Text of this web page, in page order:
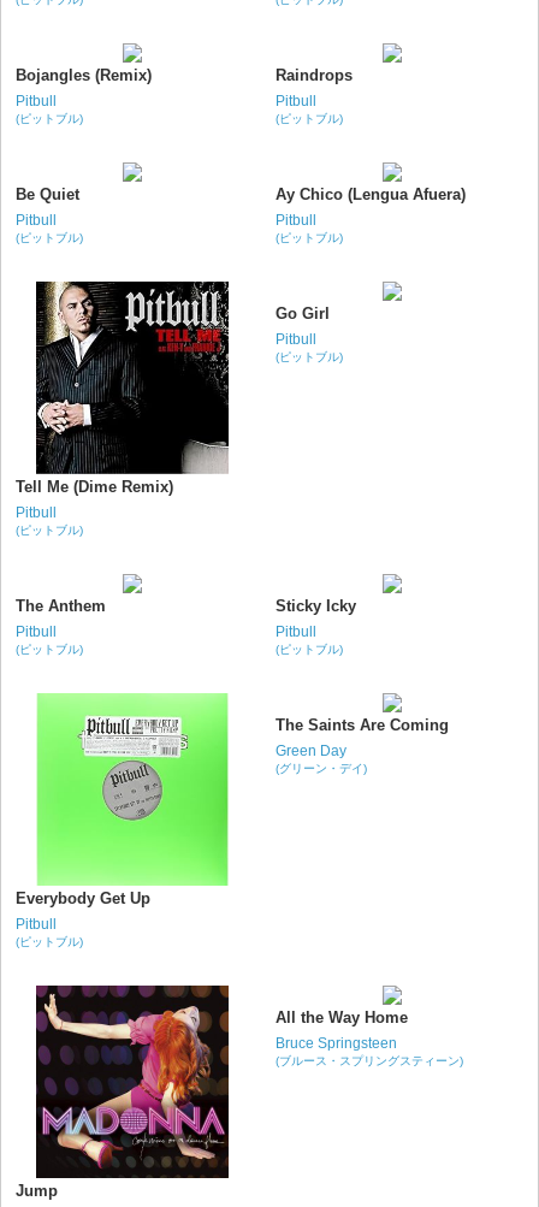
Bojangles (Remix)
Pitbull
(ピットブル)
Raindrops
Pitbull
(ピットブル)
Be Quiet
Pitbull
(ピットブル)
Ay Chico (Lengua Afuera)
Pitbull
(ピットブル)
Tell Me (Dime Remix)
Pitbull
(ピットブル)
Go Girl
Pitbull
(ピットブル)
The Anthem
Pitbull
(ピットブル)
Sticky Icky
Pitbull
(ピットブル)
Everybody Get Up
Pitbull
(ピットブル)
The Saints Are Coming
Green Day
(グリーン・デイ)
Jump
All the Way Home
Bruce Springsteen
(ブルース・スプリングスティーン)